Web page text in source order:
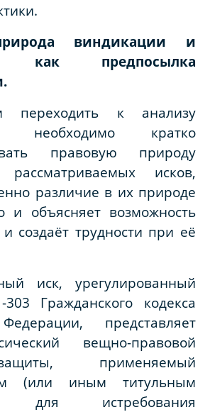
виндикации и
как предпосылка
переходить к анализу
необходимо кратко
правовую природу
исков,
различие в их природе
и объясняет возможность
создаёт трудности при её
иск, урегулированный
303 Гражданского кодекса
представляет
вещно-правовой
применяемый
(или иным титульным
для истребования